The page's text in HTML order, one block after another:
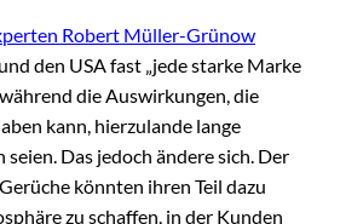
Robert Müller-Grünow
den USA fast „jede starke Marke
die Auswirkungen, die
kann, hierzulande lange
Das jedoch ändere sich. Der
könnten ihren Teil dazu
zu schaffen, in der Kunden